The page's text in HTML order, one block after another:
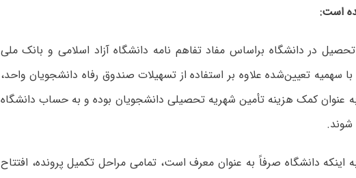
است:
در دانشگاه براساس مفاد تفاهم نامه دانشگاه آزاد اسلامی و بانک ملی
با سهمیه تعیین‌شده علاوه بر استفاده از تسهیلات صندوق رفاه دانشجویان واحد،
عنوان کمک هزینه تأمین شهریه تحصیلی دانشجویان بوده و به حساب دانشگاه
شوند.
اینکه دانشگاه صرفاً به عنوان معرف است، تمامی مراحل تکمیل پرونده، افتتاح